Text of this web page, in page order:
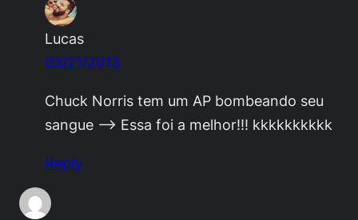
Lucas
03/21/2013
Chuck Norris tem um AP bombeando seu
sangue –> Essa foi a melhor!!! kkkkkkkkkk
Reply